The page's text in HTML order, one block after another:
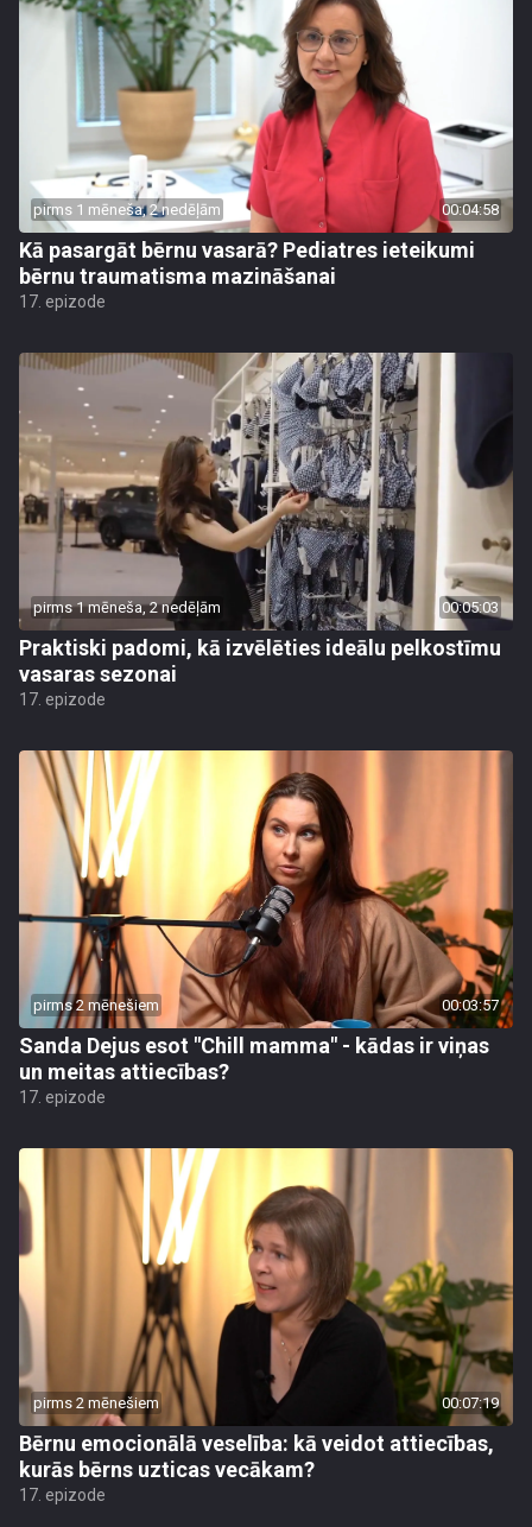
pirms 1 mēneša, 2 nedēļām 00:04:58
Kā pasargāt bērnu vasarā? Pediatres ieteikumi
bērnu traumatisma mazināšanai
17. epizode
pirms 1 mēneša, 2 nedēļām 00:05:03
Praktiski padomi, kā izvēlēties ideālu pelkostīmu
vasaras sezonai
17. epizode
pirms 2 mēnešiem 00:03:57
Sanda Dejus esot "Chill mamma" - kādas ir viņas
un meitas attiecības?
17. epizode
pirms 2 mēnešiem 00:07:19
Bērnu emocionālā veselība: kā veidot attiecības,
kurās bērns uzticas vecākam?
17. epizode